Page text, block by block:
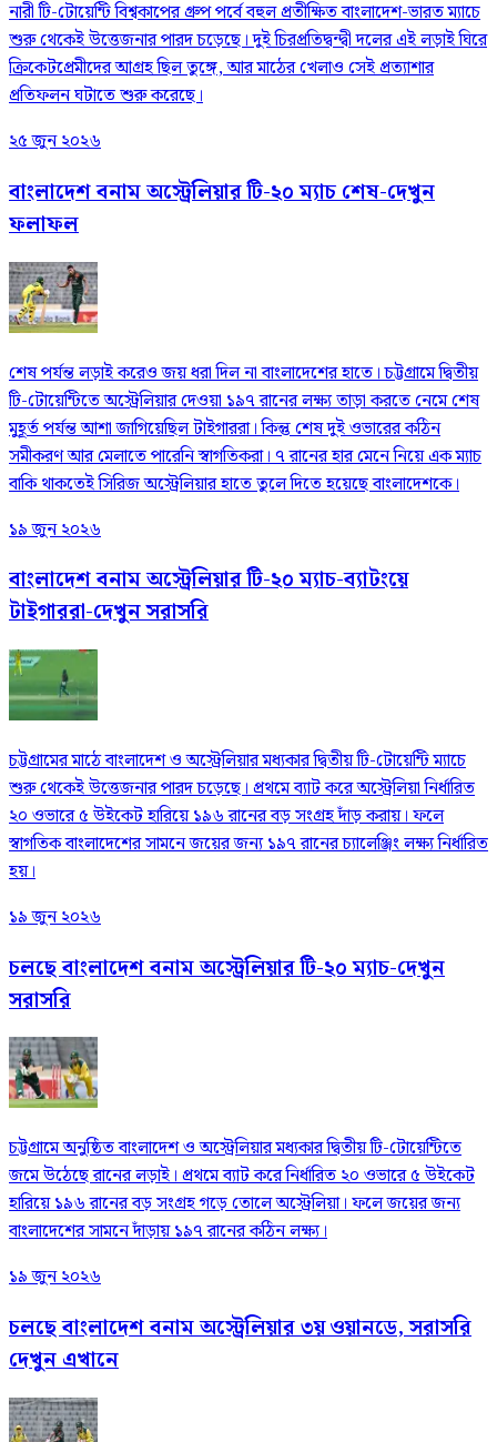
নারী টি-টোয়েন্টি বিশ্বকাপের গ্রুপ পর্বে বহুল প্রতীক্ষিত বাংলাদেশ-ভারত ম্যাচে
শুরু থেকেই উত্তেজনার পারদ চড়েছে। দুই চিরপ্রতিদ্বন্দ্বী দলের এই লড়াই ঘিরে
ক্রিকেটপ্রেমীদের আগ্রহ ছিল তুঙ্গে, আর মাঠের খেলাও সেই প্রত্যাশার
প্রতিফলন ঘটাতে শুরু করেছে।
২৫ জুন ২০২৬
বাংলাদেশ বনাম অস্ট্রেলিয়ার টি-২০ ম্যাচ শেষ-দেখুন
ফলাফল
শেষ পর্যন্ত লড়াই করেও জয় ধরা দিল না বাংলাদেশের হাতে। চট্টগ্রামে দ্বিতীয়
টি-টোয়েন্টিতে অস্ট্রেলিয়ার দেওয়া ১৯৭ রানের লক্ষ্য তাড়া করতে নেমে শেষ
মুহূর্ত পর্যন্ত আশা জাগিয়েছিল টাইগাররা। কিন্তু শেষ দুই ওভারের কঠিন
সমীকরণ আর মেলাতে পারেনি স্বাগতিকরা। ৭ রানের হার মেনে নিয়ে এক ম্যাচ
বাকি থাকতেই সিরিজ অস্ট্রেলিয়ার হাতে তুলে দিতে হয়েছে বাংলাদেশকে।
১৯ জুন ২০২৬
বাংলাদেশ বনাম অস্ট্রেলিয়ার টি-২০ ম্যাচ-ব্যাটংয়ে
টাইগাররা-দেখুন সরাসরি
চট্টগ্রামের মাঠে বাংলাদেশ ও অস্ট্রেলিয়ার মধ্যকার দ্বিতীয় টি-টোয়েন্টি ম্যাচে
শুরু থেকেই উত্তেজনার পারদ চড়েছে। প্রথমে ব্যাট করে অস্ট্রেলিয়া নির্ধারিত
২০ ওভারে ৫ উইকেট হারিয়ে ১৯৬ রানের বড় সংগ্রহ দাঁড় করায়। ফলে
স্বাগতিক বাংলাদেশের সামনে জয়ের জন্য ১৯৭ রানের চ্যালেঞ্জিং লক্ষ্য নির্ধারিত
হয়।
১৯ জুন ২০২৬
চলছে বাংলাদেশ বনাম অস্ট্রেলিয়ার টি-২০ ম্যাচ-দেখুন
সরাসরি
চট্টগ্রামে অনুষ্ঠিত বাংলাদেশ ও অস্ট্রেলিয়ার মধ্যকার দ্বিতীয় টি-টোয়েন্টিতে
জমে উঠেছে রানের লড়াই। প্রথমে ব্যাট করে নির্ধারিত ২০ ওভারে ৫ উইকেট
হারিয়ে ১৯৬ রানের বড় সংগ্রহ গড়ে তোলে অস্ট্রেলিয়া। ফলে জয়ের জন্য
বাংলাদেশের সামনে দাঁড়ায় ১৯৭ রানের কঠিন লক্ষ্য।
১৯ জুন ২০২৬
চলছে বাংলাদেশ বনাম অস্ট্রেলিয়ার ৩য় ওয়ানডে, সরাসরি
দেখুন এখানে